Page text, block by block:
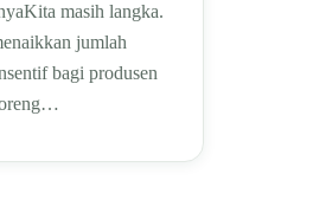
masih langka.
jumlah
bagi produsen